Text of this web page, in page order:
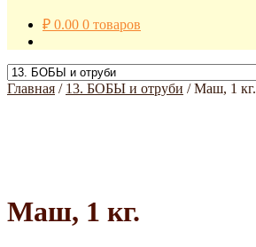
₽ 0.00 0 товаров
Главная / 13. БОБЫ и отруби /Маш, 1 кг.
Маш, 1 кг.